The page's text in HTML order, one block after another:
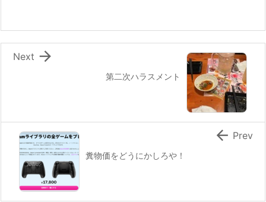
第二次ハラスメント

Next
糞物価をどうにかしろや！
 Prev